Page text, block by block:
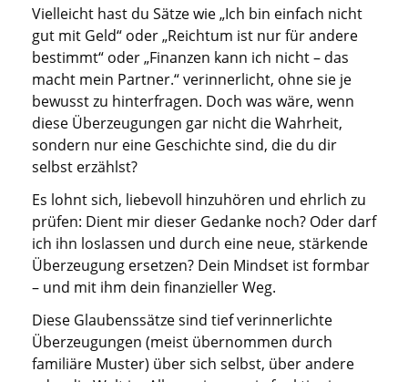
Vielleicht hast du Sätze wie „Ich bin einfach nicht
gut mit Geld“ oder „Reichtum ist nur für andere
bestimmt“ oder „Finanzen kann ich nicht – das
macht mein Partner.“ verinnerlicht, ohne sie je
bewusst zu hinterfragen. Doch was wäre, wenn
diese Überzeugungen gar nicht die Wahrheit,
sondern nur eine Geschichte sind, die du dir
selbst erzählst?
Es lohnt sich, liebevoll hinzuhören und ehrlich zu
prüfen: Dient mir dieser Gedanke noch? Oder darf
ich ihn loslassen und durch eine neue, stärkende
Überzeugung ersetzen? Dein Mindset ist formbar
– und mit ihm dein finanzieller Weg.
Diese Glaubenssätze sind tief verinnerlichte
Überzeugungen (meist übernommen durch
familiäre Muster) über sich selbst, über andere